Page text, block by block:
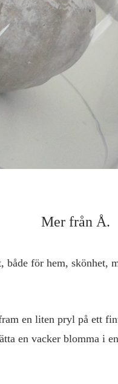
Mer från Å.
för hem,
en liten pryl på ett
en vacker blomma i